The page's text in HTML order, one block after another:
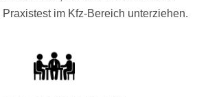
im Kfz-Bereich unterziehen.